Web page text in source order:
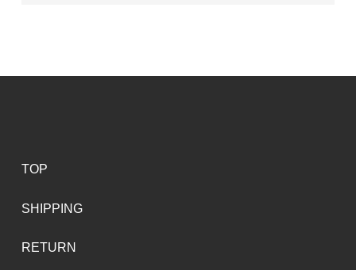
TOP
SHIPPING
RETURN